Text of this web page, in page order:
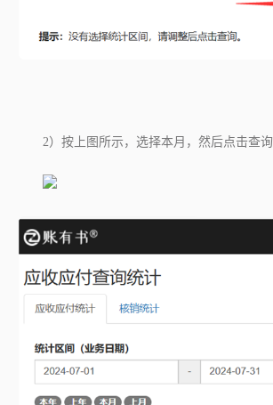
2）按上图所示，选择本月，然后点击查询